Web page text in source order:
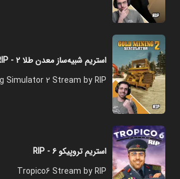
استریم شبیه‌ساز معدن طلا ۲ - RIP
Simulator 2 Stream by RIP
استریم تروپیکو ۶ - RIP
Tropico6 Stream by RIP